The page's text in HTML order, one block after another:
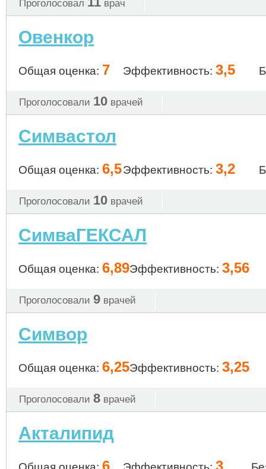
Проголосовал врач
Овенкор
Общая оценка: 7 Эффективность: 3,5
Проголосовали 10 врачей
Симвастол
Общая оценка: 6,5Эффективность: 3,2
Проголосовали 10 врачей
СимваГЕКСАЛ
Общая оценка: 6,89Эффективность: 3,56
Проголосовали 9 врачей
Симвор
Общая оценка: 6,25Эффективность: 3,25
Проголосовали 8 врачей
Акталипид
6 3